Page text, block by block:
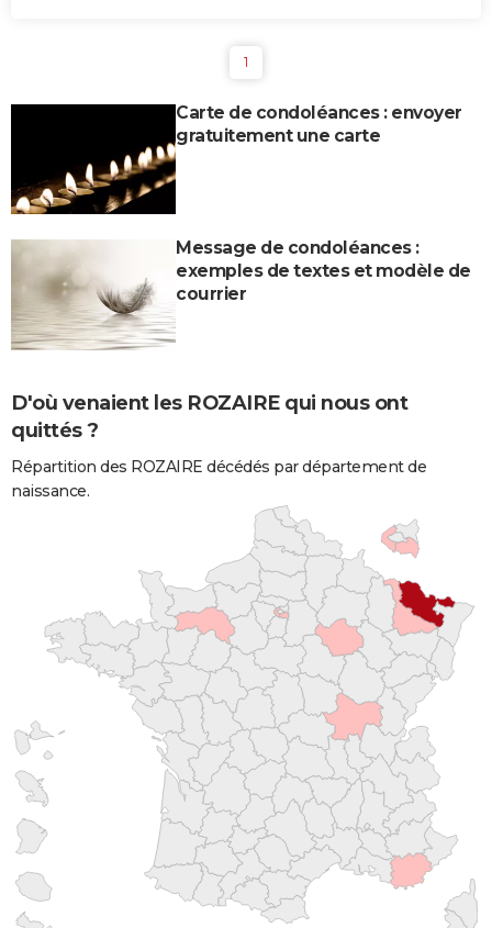
1
Carte de condoléances : envoyer
gratuitement une carte
Message de condoléances :
exemples de textes et modèle de
courrier
D'où venaient les ROZAIRE qui nous ont
quittés ?
Répartition des ROZAIRE décédés par département de
naissance.